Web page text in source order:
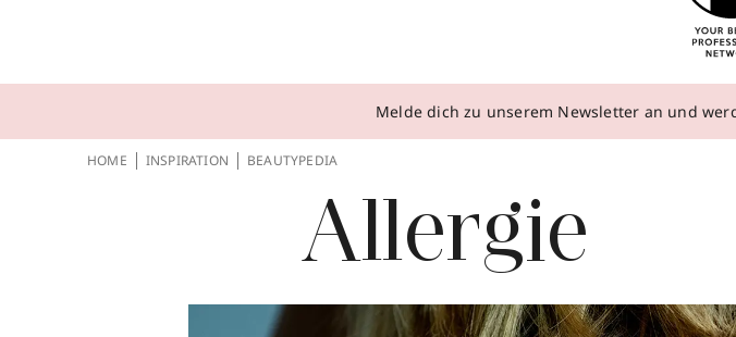
Melde dich zu unserem Newsletter an und
HOME INSPIRATION BEAUTYPEDIA
Allergie